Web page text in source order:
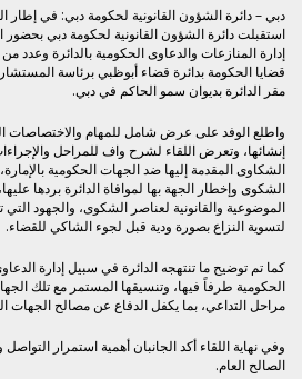
دبي – دائرة الشؤون القانونية لحكومة دبي: في إطار
استقبلت دائرة الشؤون القانونية لحكومة دبي بحضور
إدارة المنازعات والدعاوى الحكومية بالدائرة وعدد
قضايا الحكومة بدائرة قضاء أبوظبي برئاسة
مقر الدائرة بديوان سمو الحاكم في دبي.
واطلع الوفد على عرض شامل للمهام والاختصاصات
إنشائها، وتعرض اللقاء لشرح واف للمراحل
الشكاوى المقدمة إليها ضد الجهات الحكومية
الشكوى وإخطار الجهة بها لموافاة الدائرة بردها
الموضوعية والقانونية لعناصر الشكوى، والجهود التي
لتسوية النزاع بصورة ودية قبل لجوء الشاكي للقضاء.
كما تم توضيح ما تنتهجه الدائرة في سبيل إدارة
الحكومية طرفاً فيها، وتنسيقها المستمر مع تلك
مراحل التداعي، بما يكفل الدفاع عن مصالح الجهات
وفي نهاية اللقاء أكد الجانبان أهمية استمرار
الصالح العام.